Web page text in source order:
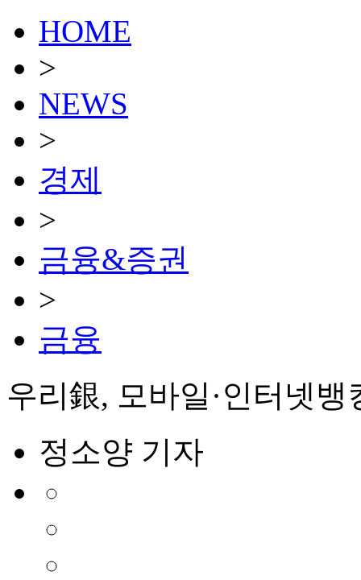
HOME
>
NEWS
>
경제
>
금융&증권
>
금융
우리銀, 모바일·인터넷
정소양 기자